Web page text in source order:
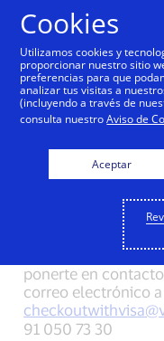
sobre el
Pay"
Encuentra a
preguntas sobre el
¿No encuentras
ponerte en
correo electrónico a
91 050 73 30
Cookies
Utilizamos cookies y
proporcionar nuestro sitio
preferencias para que
analizar tus visitas a
(incluyendo a través de
consulta nuestroAviso de
Aceptar